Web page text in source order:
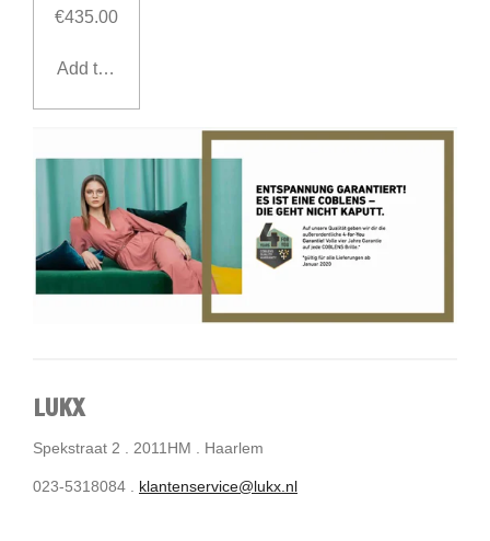
€435.00
Add to cart
LUKX
Spekstraat 2 . 2011HM . Haarlem
023-5318084 . klantenservice@lukx.nl